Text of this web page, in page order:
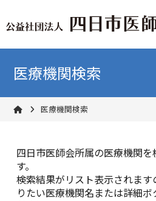
医療機関検索
医療機関検索
四日市医師会所属の医療機関
す。
検索結果がリスト表示されま
りたい医療機関名または詳細